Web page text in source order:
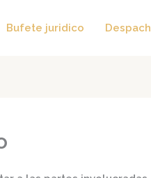
Bufete juridico